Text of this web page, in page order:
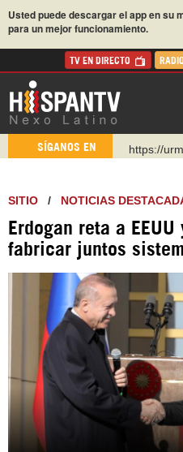
Usted puede descargar el app en su
para un mejor funcionamiento.
TV EN DIRECTO
SÍGANOS EN
https://
Instagram
https://
https://
https://
SITIO / NOTICIAS
Erdogan reta a
fabricar juntos